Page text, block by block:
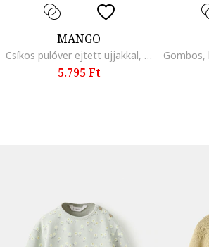
MANGO
Csíkos pulóver ejtett ujjakkal, Fehér/Királykék
5.795 Ft